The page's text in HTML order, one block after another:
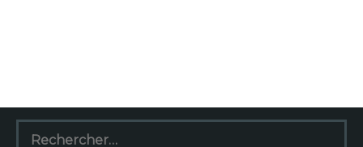
Rechercher :